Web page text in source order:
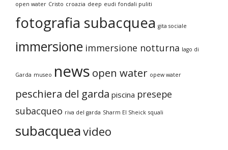
open water Cristo croazia deep eudi fondali puliti
fotografia subacquea gita sociale
immersione immersione notturna lago di
Garda museo news open water opew water
peschiera del garda piscina presepe
subacqueo riva del garda Sharm El Sheick squali
subacqueavideo